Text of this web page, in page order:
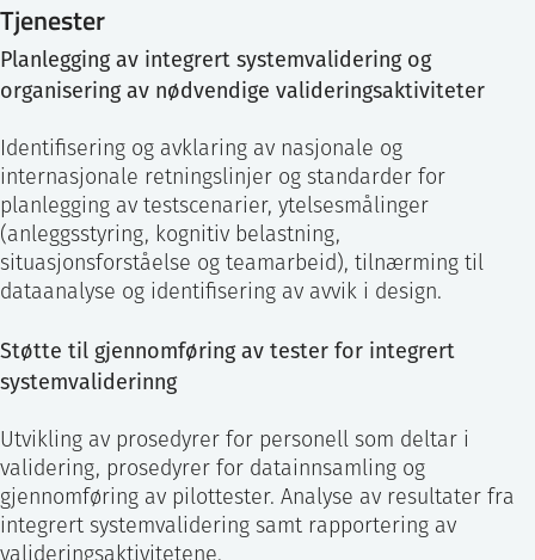
Tjenester
Planlegging av integrert systemvalidering og
organisering av nødvendige valideringsaktiviteter
Identifisering og avklaring av nasjonale og
internasjonale retningslinjer og standarder for
planlegging av testscenarier, ytelsesmålinger
(anleggsstyring, kognitiv belastning,
situasjonsforståelse og teamarbeid), tilnærming til
dataanalyse og identifisering av avvik i design.
Støtte til gjennomføring av tester for integrert
systemvaliderinng
Utvikling av prosedyrer for personell som deltar i
validering, prosedyrer for datainnsamling og
gjennomføring av pilottester. Analyse av resultater fra
integrert systemvalidering samt rapportering av